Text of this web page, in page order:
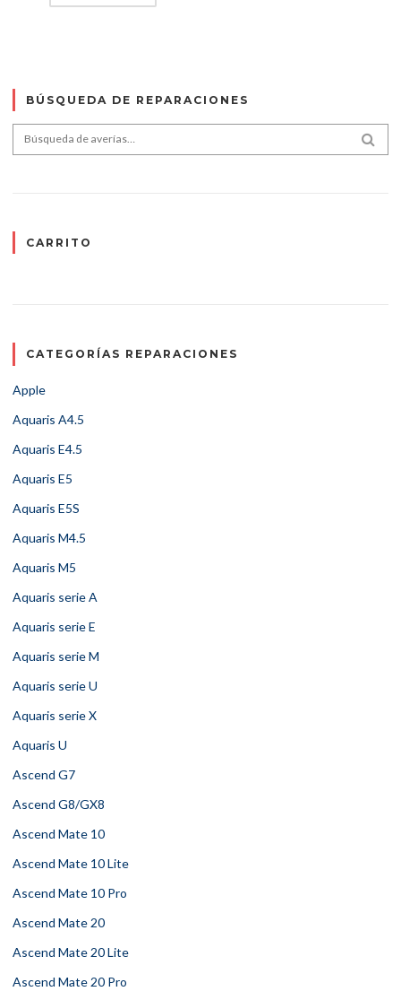
BÚSQUEDA DE REPARACIONES
Search for:
CARRITO
CATEGORÍAS REPARACIONES
Apple
Aquaris A4.5
Aquaris E4.5
Aquaris E5
Aquaris E5S
Aquaris M4.5
Aquaris M5
Aquaris serie A
Aquaris serie E
Aquaris serie M
Aquaris serie U
Aquaris serie X
Aquaris U
Ascend G7
Ascend G8/GX8
Ascend Mate 10
Ascend Mate 10 Lite
Ascend Mate 10 Pro
Ascend Mate 20
Ascend Mate 20 Lite
Ascend Mate 20 Pro